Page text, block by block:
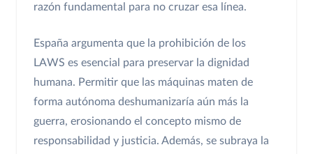
razón fundamental para no cruzar esa línea.
España argumenta que la prohibición de los
LAWS es esencial para preservar la dignidad
humana. Permitir que las máquinas maten de
forma autónoma deshumanizaría aún más la
guerra, erosionando el concepto mismo de
responsabilidad y justicia. Además, se subraya la